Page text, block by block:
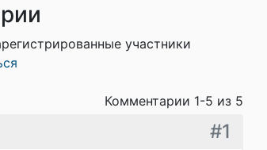
участники
Комментарии 1-5 из 5
#1